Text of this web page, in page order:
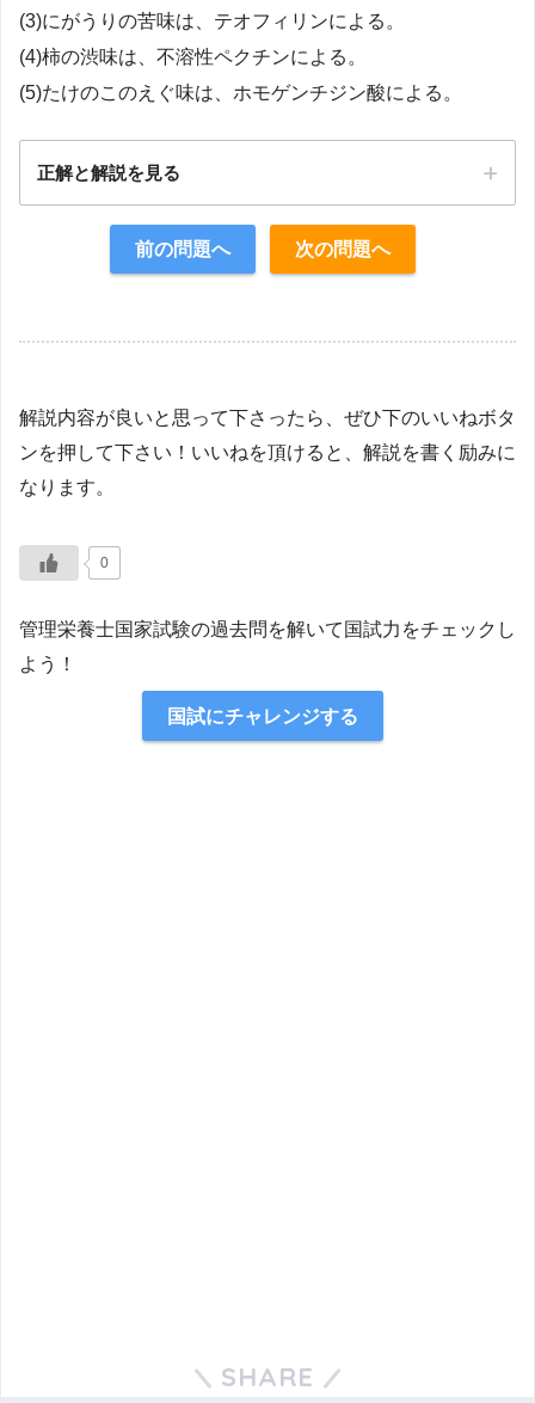
(3)にがうりの苦味は、テオフィリンによる。
(4)柿の渋味は、不溶性ペクチンによる。
(5)たけのこのえぐ味は、ホモゲンチジン酸による。
正解と解説を見る
前の問題へ 次の問題へ
解説内容が良いと思って下さったら、ぜひ下のいいねボタ
ンを押して下さい！いいねを頂けると、解説を書く励みに
なります。
0
管理栄養士国家試験の過去問を解いて国試力をチェックし
よう！
国試にチャレンジする
SHARE